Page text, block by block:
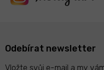
Odebírat newsletter
Vložte svůj e-mail a my